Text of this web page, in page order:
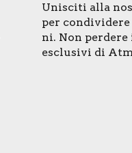
Uni­sci­ti alla
per
ni. Non
esclu­si­vi di